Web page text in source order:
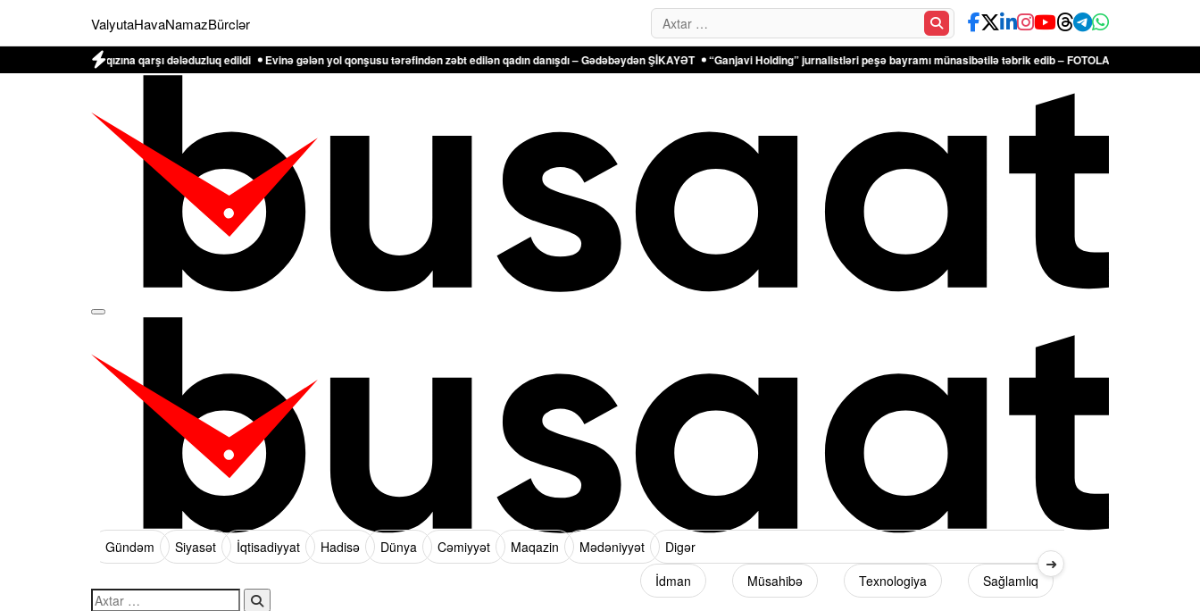
ValyutaHavaNamazBürclər Search…
qızına qarşı dələduzluq edildi Evinə gələn yol qonşusu tərəfindən zəbt edilən qadın danışdı – Gədəbəydən ŞİKAYƏT “Ganjavi Holding” jurnalistləri peşə bayramı münasibətilə təbrik edib – FOTOLAR Türkiyə Antalyadakı
Gündəm Siyasət İqtisadiyyat Hadisə Dünya Cəmiyyət Maqazin Mədəniyyət
Digər
İdman
Müsahibə Texnologiya Sağlamlıq
➜
Search…